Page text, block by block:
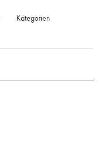
Kategorien